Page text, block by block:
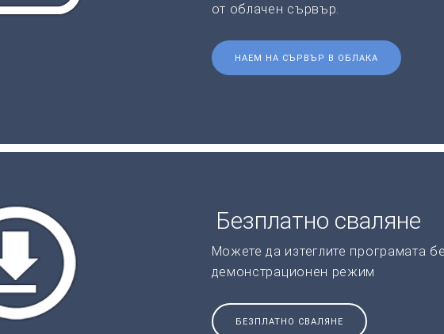
от облачен сървър.
НАЕМ НА СЪРВЪР В ОБЛАКА
Безплатно сваляне
Можете да изтеглите програмата
демонстрационен режим
БЕЗПЛАТНО СВАЛЯНЕ